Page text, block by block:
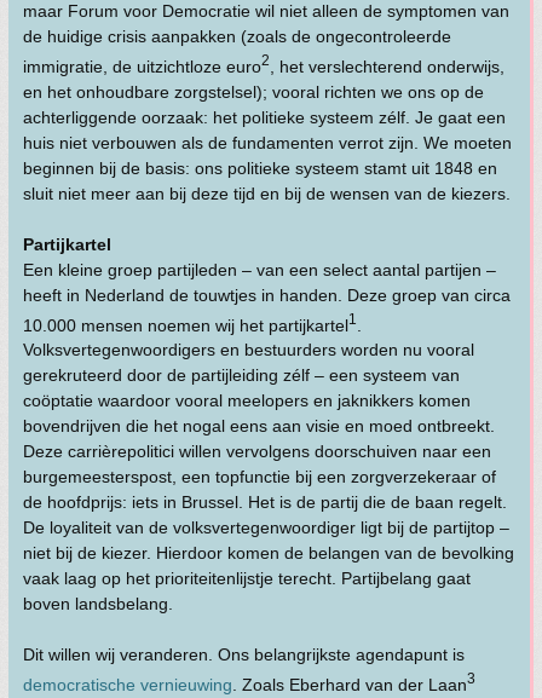
maar Forum voor Democratie wil niet alleen de symptomen van
de huidige crisis aanpakken (zoals de ongecontroleerde
immigratie, de uitzichtloze euro2
, het verslechterend onderwijs,
en het onhoudbare zorgstelsel); vooral richten we ons op de
achterliggende oorzaak: het politieke systeem zélf. Je gaat een
huis niet verbouwen als de fundamenten verrot zijn. We moeten
beginnen bij de basis: ons politieke systeem stamt uit 1848 en
sluit niet meer aan bij deze tijd en bij de wensen van de kiezers.
Partijkartel
Een kleine groep partijleden – van een select aantal partijen –
heeft in Nederland de touwtjes in handen. Deze groep van circa
10.000 mensen noemen wij het partijkartel1
Volksvertegenwoordigers en bestuurders worden nu vooral
gerekruteerd door de partijleiding zélf – een systeem van
coöptatie waardoor vooral meelopers en jaknikkers komen
bovendrijven die het nogal eens aan visie en moed ontbreekt.
Deze carrièrepolitici willen vervolgens doorschuiven naar een
burgemeesterspost, een topfunctie bij een zorgverzekeraar of
de hoofdprijs: iets in Brussel. Het is de partij die de baan regelt.
De loyaliteit van de volksvertegenwoordiger ligt bij de partijtop –
niet bij de kiezer. Hierdoor komen de belangen van de bevolking
vaak laag op het prioriteitenlijstje terecht. Partijbelang gaat
boven landsbelang.
Dit willen wij veranderen. Ons belangrijkste agendapunt is
democratische vernieuwing . Zoals Eberhard van der Laan3